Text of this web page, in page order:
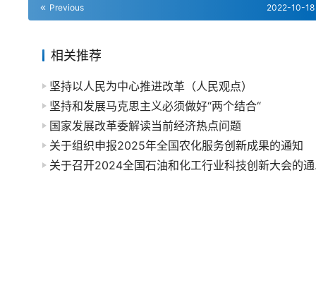
Previous 2022-10-18
相关推荐
坚持以人民为中心推进改革（人民观点）
坚持和发展马克思主义必须做好“两个结合“
国家发展改革委解读当前经济热点问题
关于组织申报2025年全国农化服务创新成果的通知
关